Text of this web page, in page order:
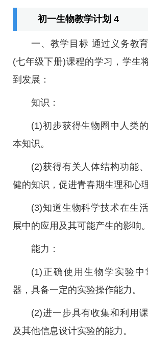
初一生物教学计划 4
一、教学目标 通过义务教
(七年级下册)课程的学习，学生
到发展：
知识：
(1)初步获得生物圈中人类
本知识。
(2)获得有关人体结构功能
健的知识，促进青春期生理和心
(3)知道生物科学技术在生
展中的应用及其可能产生的影响。
能力：
(1)正确使用生物学实验
器，具备一定的实验操作能力。
(2)进一步具有收集和利用
及其他信息设计实验的能力。